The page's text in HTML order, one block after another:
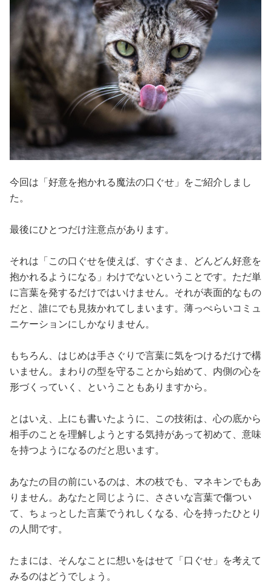
今回は「好意を抱かれる魔法の口ぐせ」をご紹介しまし
た。
最後にひとつだけ注意点があります。
それは「この口ぐせを使えば、すぐさま、どんどん好意を
抱かれるようになる」わけでないということです。ただ単
に言葉を発するだけではいけません。それが表面的なもの
だと、誰にでも見抜かれてしまいます。薄っぺらいコミュ
ニケーションにしかなりません。
もちろん、はじめは手さぐりで言葉に気をつけるだけで構
いません。まわりの型を守ることから始めて、内側の心を
形づくっていく、ということもありますから。
とはいえ、上にも書いたように、この技術は、心の底から
相手のことを理解しようとする気持があって初めて、意味
を持つようになるのだと思います。
あなたの目の前にいるのは、木の枝でも、マネキンでもあ
りません。あなたと同じように、ささいな言葉で傷つい
て、ちょっとした言葉でうれしくなる、心を持ったひとり
の人間です。
たまには、そんなことに想いをはせて「口ぐせ」を考えて
みるのはどうでしょう。